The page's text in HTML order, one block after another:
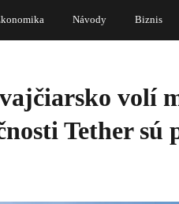
Návody Biznis
volí
Tether